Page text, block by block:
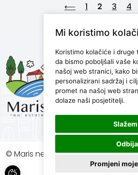
Mi koristimo
Koristimo kolačiće i druge
da bismo poboljšali vaše
našoj web stranici, kako
personalizirani sadržaj i
promet na našoj web
dolaze naši posjetitelji.
Promjeni
⟵ 1 2 3 4
Maris d.o.o.
Marijanijeva 11,
info@maris.hr
+385 52 501 333
© Maris nekretnine, 2026. Sva